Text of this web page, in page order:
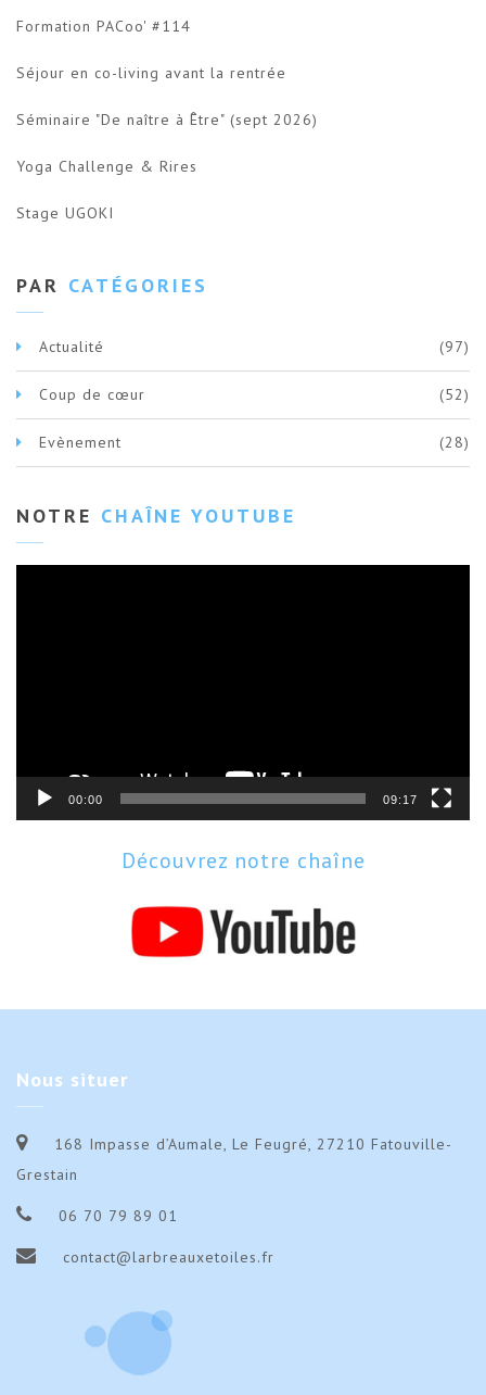
Formation PACoo' #114
Séjour en co-living avant la rentrée
Séminaire "De naître à Être" (sept 2026)
Yoga Challenge & Rires
Stage UGOKI
PAR CATÉGORIES
Actualité (97)
Coup de cœur (52)
Evènement (28)
NOTRE CHAÎNE YOUTUBE
00:00 09:17
Découvrez notre chaîne
Nous situer
168 Impasse d’Aumale, Le Feugré, 27210 Fatouville-
Grestain
06 70 79 89 01
contact@larbreauxetoiles.fr